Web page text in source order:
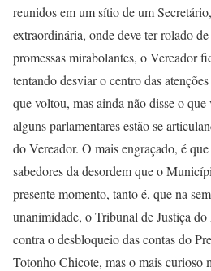
reunidos em um sítio de um
extraordinária, onde deve ter rolado
promessas mirabolantes, o Vereador
tentando desviar o centro das
que voltou, mas ainda não disse o
alguns parlamentares estão se
do Vereador. O mais engraçado, é
sabedores da desordem que o
presente momento, tanto é, que na
unanimidade, o Tribunal de Justiça
contra o desbloqueio das contas do
Totonho Chicote, mas o mais curioso